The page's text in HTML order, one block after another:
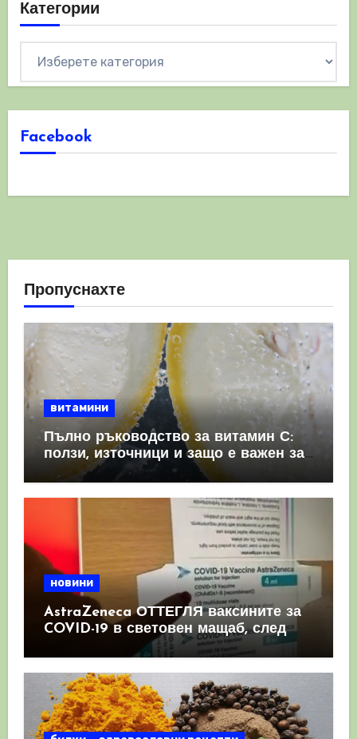
Категории
Facebook
Пропуснахте
витамини
Пълно ръководство за витамин С:
ползи, източници и защо е важен за
имунната система
новини
AstraZeneca ОТТЕГЛЯ ваксините за
COVID-19 в световен мащаб, след
като призна, че те причиняват
КРЪВНИ съсиреци